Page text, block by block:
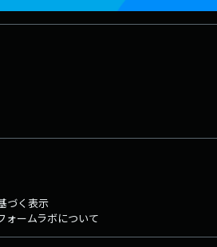
づく表示
ォームラボについて